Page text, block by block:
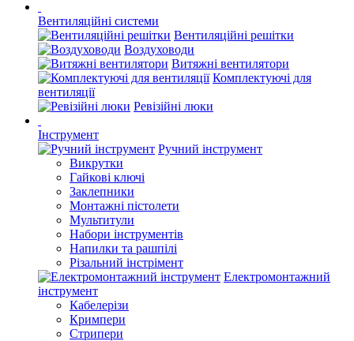
Вентиляційні системи
Вентиляційні решітки
Воздуховоди
Витяжні вентилятори
Комплектуючі для
вентиляції
Ревізійні люки
Інструмент
Ручний інструмент
Викрутки
Гайкові ключі
Заклепники
Монтажні пістолети
Мультитули
Набори інструментів
Напилки та рашпілі
Різальний інстрімент
Електромонтажний
інструмент
Кабелерізи
Кримпери
Стрипери